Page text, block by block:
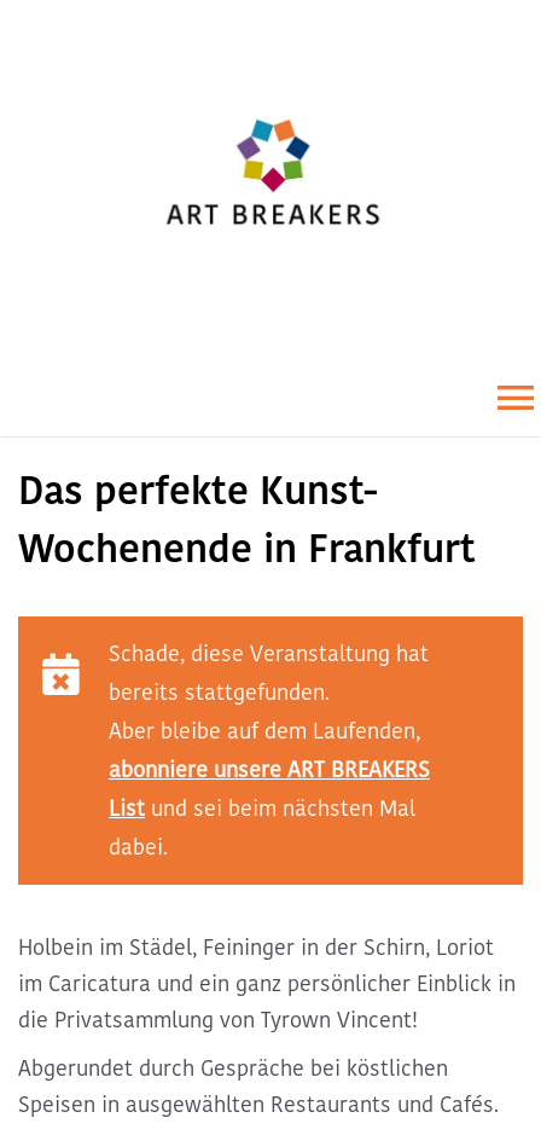
Startseite
Exclusive ART BREAKS
Vergangene ART BREAKS
Kontakt
Das perfekte Kunst-
Wochenende in Frankfurt
Schade, diese Veranstaltung hat
bereits stattgefunden.
Aber bleibe auf dem Laufenden,
abonniere unsere ART BREAKERS
List und sei beim nächsten Mal
dabei.
Holbein im Städel, Feininger in der Schirn, Loriot
im Caricatura und ein ganz persönlicher Einblick in
die Privatsammlung von Tyrown Vincent!
Abgerundet durch Gespräche bei köstlichen
Speisen in ausgewählten Restaurants und Cafés.